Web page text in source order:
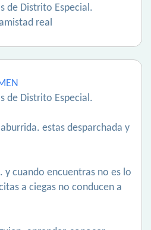
de Distrito Especial.
real
de Distrito Especial.
estas desparchada y
y cuando encuentras no es lo
a ciegas no conducen a